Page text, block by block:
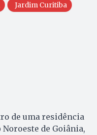
Jardim Curitiba
de uma residência
de Goiânia,